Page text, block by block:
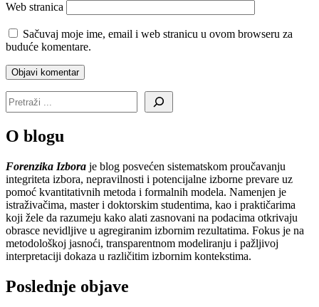
Web stranica
Sačuvaj moje ime, email i web stranicu u ovom browseru za
buduće komentare.
O blogu
Forenzika Izbora je blog posvećen sistematskom proučavanju
integriteta izbora, nepravilnosti i potencijalne izborne prevare uz
pomoć kvantitativnih metoda i formalnih modela. Namenjen je
istraživačima, master i doktorskim studentima, kao i praktičarima
koji žele da razumeju kako alati zasnovani na podacima otkrivaju
obrasce nevidljive u agregiranim izbornim rezultatima. Fokus je na
metodološkoj jasnoći, transparentnom modeliranju i pažljivoj
interpretaciji dokaza u različitim izbornim kontekstima.
Poslednje objave